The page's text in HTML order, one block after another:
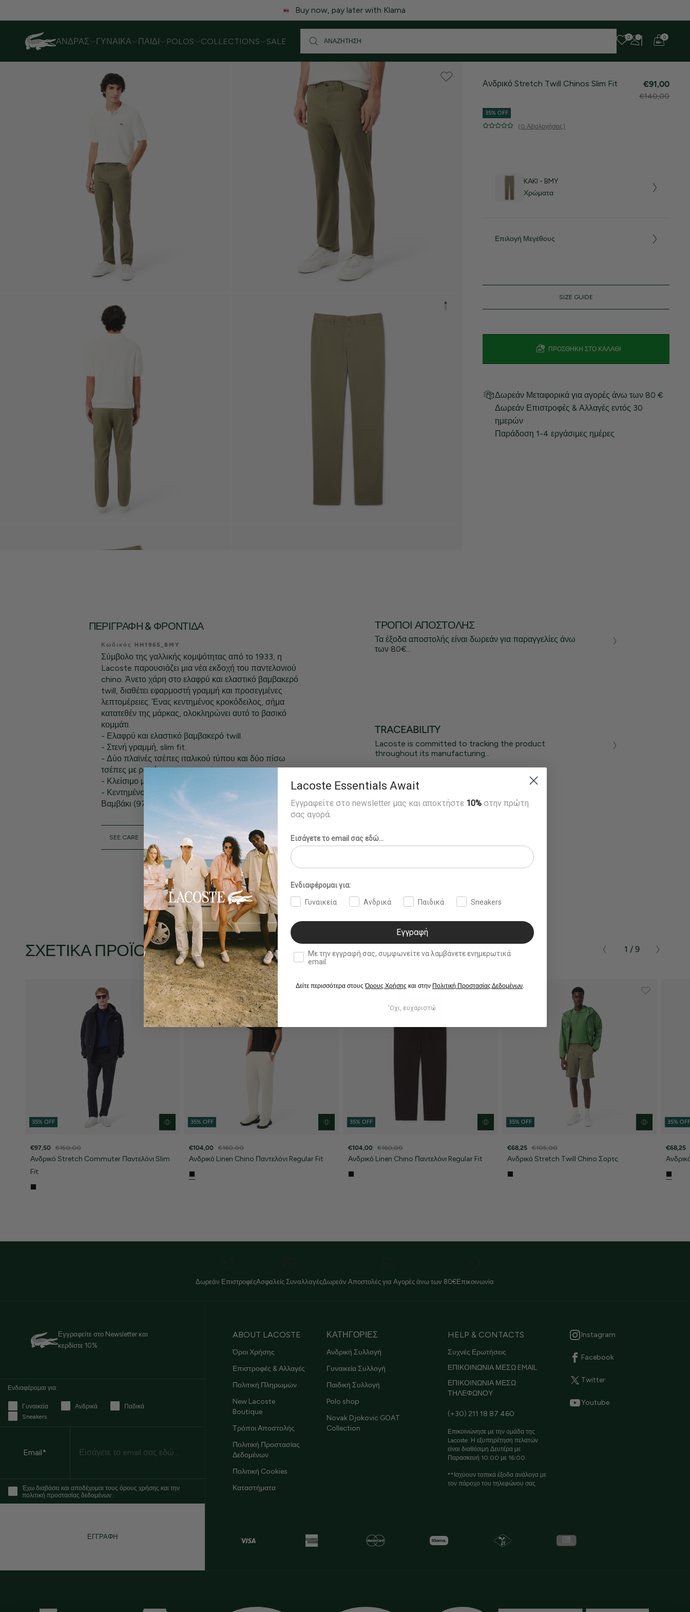
Buy now, pay later with Klarna
ΆΝΔΡΑΣ ΓΥΝΑΊΚΑ ΠΑΙΔΊ POLOS COLLECTIONS SALE 0 0
Ανδρικό Stretch Twill Chinos Slim Fit €91,00
€140,00
35% OFF
(0 Αξιολογήσεις)
KAKI - BMY
Χρώματα
Επιλογή Μεγέθους
SIZE GUIDE
ΠΡΟΣΘΉΚΗ ΣΤΟ ΚΑΛΆΘΙ
Δωρεάν Μεταφορικά για αγορές άνω των 80 €
Δωρεάν Επιστροφές & Αλλαγές εντός 30
ημερών
Παράδοση 1-4 εργάσιμες ημέρες
ΠΕΡΙΓΡΑΦΉ & ΦΡΟΝΤΊΔΑ
Κωδικός HH1965_BMY
Σύμβολο της γαλλικής κομψότητας από το 1933, η
Lacoste παρουσιάζει μια νέα εκδοχή του παντελονιού
chino. Άνετο χάρη στο ελαφρύ και ελαστικό βαμβακερό
twill, διαθέτει εφαρμοστή γραμμή και προσεγμένες
λεπτομέρειες. Ένας κεντημένος κροκόδειλος, σήμα
κατατεθέν της μάρκας, ολοκληρώνει αυτό το βασικό
κομμάτι.
- Ελαφρύ και ελαστικό βαμβακερό twill.
- Στενή γραμμή, slim fit.
- Δύο πλαϊνές τσέπες ιταλικού τύπου και δύο πίσω
τσέπες με ραφή.
- Κλείσιμο με κουμπί από κορόζο και φερμουάρ.
- Κεντημένο κροκόδειλο ραμμένο στο πίσω μέρος.
Βαμβάκι (97%), Ελαστάνη (3%)
SEE.CARE
ΤΡΌΠΟΙ ΑΠΟΣΤΟΛΉΣ
Τα έξοδα αποστολής είναι δωρεάν για παραγγελίες άνω
των 80€...
TRACEABILITY
Lacoste is committed to tracking the product
throughout its manufacturing...
ΣΧΕΤΙΚΆ ΠΡΟΪΌΝΤΑ
35% OFF
€97,50 €150,00
Ανδρικό Stretch Commuter Παντελόνι Slim
Fit
35% OFF
€104,00 €160,00
Ανδρικό Linen Chino Παντελόνι Regular Fit
35% OFF
€104,00 €160,00
Ανδρικό Linen Chino Παντελόνι Regular Fit
35% OFF
€68,25 €105,00
Ανδρικό Stretch Twill Chino Σορτς
35%
€68,25
1 / 9
Δωρεάν ΕπιστροφέςΑσφαλείς ΣυναλλαγέςΔωρεάν Αποστολές για Αγορές άνω των 80€Επικοινωνία
Εγγραφείτε στο Newsletter και
κερδίστε 10%
Ενδιαφέρομαι για:
Γυναικεία Ανδρικά
Παδικά
Sneakers
Email*
Έχω διαβάσει και αποδέχομαι τους όρους χρήσης και την
πολιτική προστασίας δεδομένων.
ΕΓΓΡΑΦΗ
ABOUT LACOSTE
Όροι Χρήσης
Επιστροφές & Αλλαγές
Πολιτική Πληρωμών
New Lacoste
Boutique
Τρόποι Αποστολής
Πολιτική Προστασίας
Δεδομένων
Πολιτική Cookies
Καταστήματα
ΚΑΤΗΓΟΡΙΕΣ
Ανδρική Συλλογή
Γυναικεία Συλλογή
Παιδική Συλλογή
Polo shop
Novak Djokovic GOAT
Collection
HELP & CONTACTS
Συχνές Ερωτήσεις
ΕΠΙΚΟΙΝΩΝΙΑ ΜΕΣΩ EMAIL
ΕΠΙΚΟΙΝΩΝΙΑ ΜΕΣΩ
ΤΗΛΕΦΩΝΟΥ
(+30) 211 18 87 460
Επικοινώνησε με την ομάδα της
Lacoste: Η εξυπηρέτηση πελατών
είναι διαθέσιμη Δευτέρα με
Παρασκευή 10:00 με 16:00.
**Ισχύουν τοπικά έξοδα ανάλογα με
τον πάροχο του τηλεφώνου σας.
Instagram
Facebook
Twitter
Youtube
Lacoste Essentials Await
Εγγραφείτε στο newsletter μας και αποκτήστε 10% στην πρώτη
σας αγορά.
Εισάγετε το email σας εδώ...
Ενδιαφέρομαι για:
Γυναικεία Ανδρικά Παιδικά Sneakers
Εγγραφή
double opt in
Με την εγγραφή σας, συμφωνείτε να λαμβάνετε ενημερωτικά
email.
Δείτε περισσότερα στουςΌρους Χρήσης και στην Πολιτική Προστασίας Δεδομένων
'Οχι, ευχαριστώ